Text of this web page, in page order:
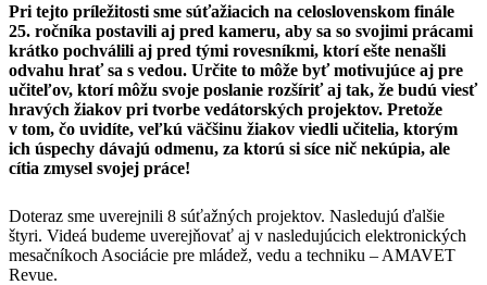
Pri tejto príležitosti sme súťažiacich na celoslovenskom finále
25. ročníka postavili aj pred kameru, aby sa so svojimi prácami
krátko pochválili aj pred tými rovesníkmi, ktorí ešte nenašli
odvahu hrať sa s vedou. Určite to môže byť motivujúce aj pre
učiteľov, ktorí môžu svoje poslanie rozšíriť aj tak, že budú viesť
hravých žiakov pri tvorbe vedátorských projektov. Pretože
v tom, čo uvidíte, veľkú väčšinu žiakov viedli učitelia, ktorým
ich úspechy dávajú odmenu, za ktorú si síce nič nekúpia, ale
cítia zmysel svojej práce!
Doteraz sme uverejnili 8 súťažných projektov. Nasledujú ďalšie
štyri. Videá budeme uverejňovať aj v nasledujúcich elektronických
mesačníkoch Asociácie pre mládež, vedu a techniku – AMAVET
Revue.